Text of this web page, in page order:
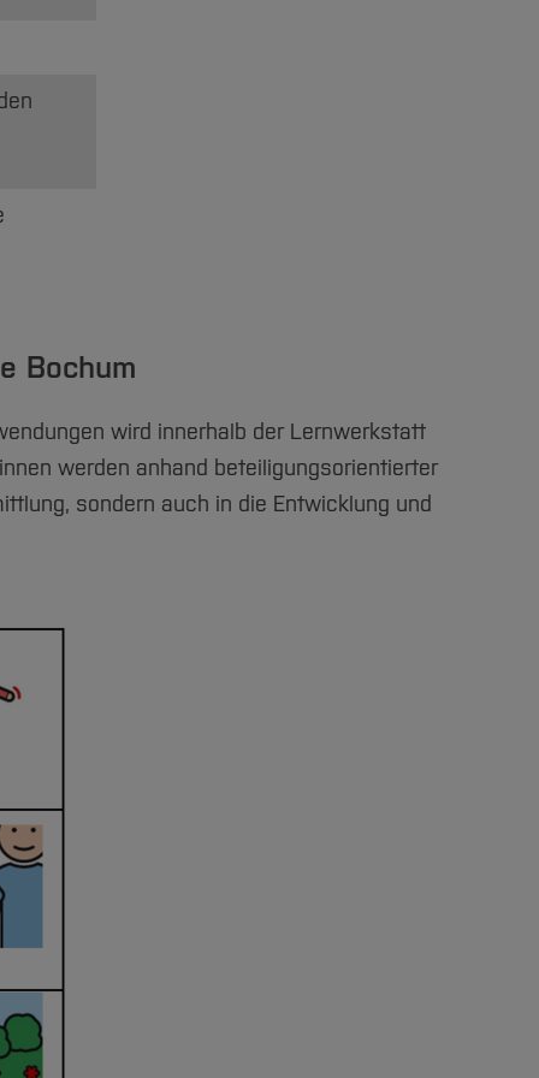
Bochum
wird innerhalb der Lernwerkstatt
werden anhand beteiligungsorientierter
sondern auch in die Entwicklung und